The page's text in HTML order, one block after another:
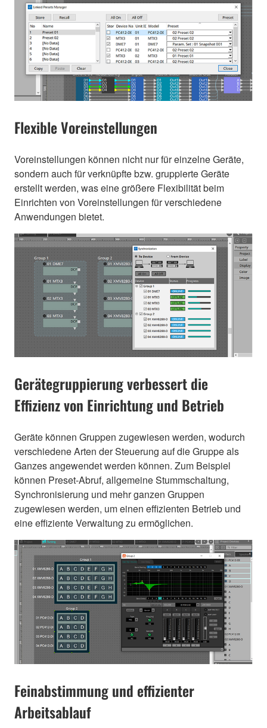
Flexible Voreinstellungen
Voreinstellungen können nicht nur für einzelne Geräte,
sondern auch für verknüpfte bzw. gruppierte Geräte
erstellt werden, was eine größere Flexibilität beim
Einrichten von Voreinstellungen für verschiedene
Anwendungen bietet.
Gerätegruppierung verbessert die
Effizienz von Einrichtung und Betrieb
Geräte können Gruppen zugewiesen werden, wodurch
verschiedene Arten der Steuerung auf die Gruppe als
Ganzes angewendet werden können. Zum Beispiel
können Preset-Abruf, allgemeine Stummschaltung,
Synchronisierung und mehr ganzen Gruppen
zugewiesen werden, um einen effizienten Betrieb und
eine effiziente Verwaltung zu ermöglichen.
Feinabstimmung und effizienter
Arbeitsablauf